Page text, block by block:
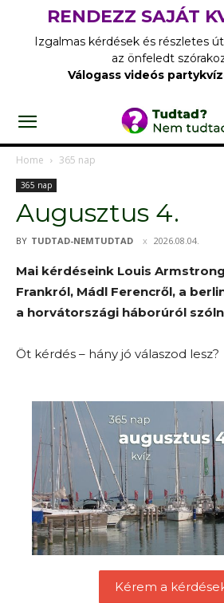
RENDEZZ SAJÁT
Izgalmas kérdések és részletes
az önfeledt
Válogass videós
Home 365 nap
365 nap
Augusztus 4.
BY TUDTAD-NEMTUDTAD 2026.08.04.
Mai kérdéseink Louis
Frankról, Mádl Ferencről, a
a horvátországi háborúról
Öt kérdés – hány jó válaszod lesz?
Kérem a